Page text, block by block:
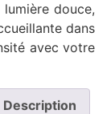
douce,
dans
avec votre
Description